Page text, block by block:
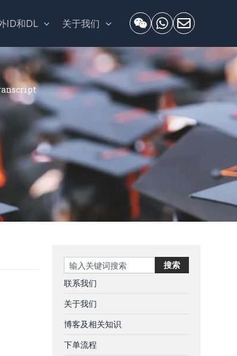
ID和DL 关于我们
Search 搜索
联系我们
关于我们
博客及相关知识
下单流程